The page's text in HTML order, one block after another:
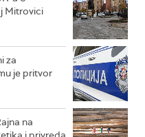
Mitrovici
za
je pritvor
na